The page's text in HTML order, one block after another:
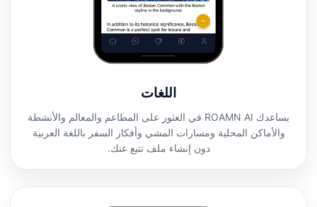
اللغات
يساعدك ROAMN AI في العثور على المطاعم والمعالم والأنشطة
والأماكن المحلية ومسارات المشي وأفكار السفر باللغة العربية
دون إنشاء ملف تتبع عنك.